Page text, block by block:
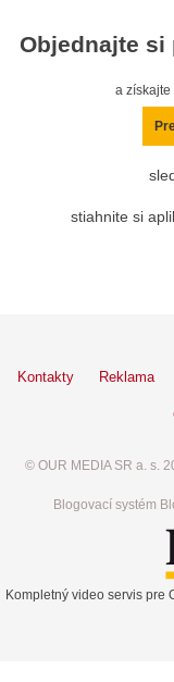
Objednajte si
a získajte
stiahnite si
Kontakty Reklama
© OUR MEDIA SR a. s.
Blogovací systém
Kompletný video servis pre